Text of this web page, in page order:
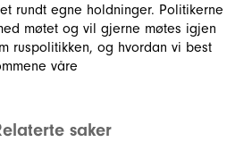
rundt egne holdninger. Politikerne
møtet og vil gjerne møtes igjen
ruspolitikken, og hvordan vi best
våre
saker